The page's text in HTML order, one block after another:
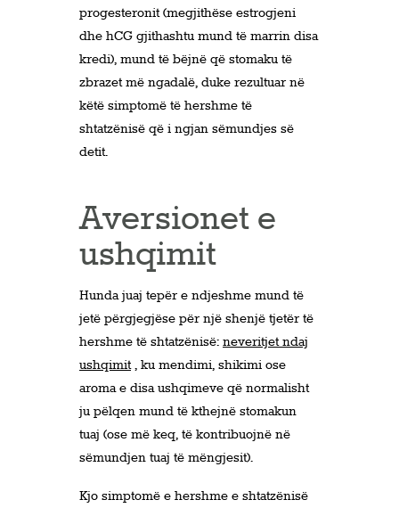
progesteronit (megjithëse estrogjeni
dhe hCG gjithashtu mund të marrin disa
kredi), mund të bëjnë që stomaku të
zbrazet më ngadalë, duke rezultuar në
këtë simptomë të hershme të
shtatzënisë që i ngjan sëmundjes së
detit.
Aversionet e
ushqimit
Hunda juaj tepër e ndjeshme mund të
jetë përgjegjëse për një shenjë tjetër të
hershme të shtatzënisë: neveritjet ndaj
ushqimit, ku mendimi, shikimi ose
aroma e disa ushqimeve që normalisht
ju pëlqen mund të kthejnë stomakun
tuaj (ose më keq, të kontribuojnë në
sëmundjen tuaj të mëngjesit).
Kjo simptomë e hershme e shtatzënisë